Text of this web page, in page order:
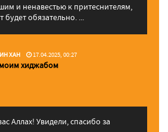
и ненавестью к притеснителям,
будет обязательно. ...
ХАН 17.04.2025, 00:27
моим хиджабом
Аллаx! Увидели, спасибо за